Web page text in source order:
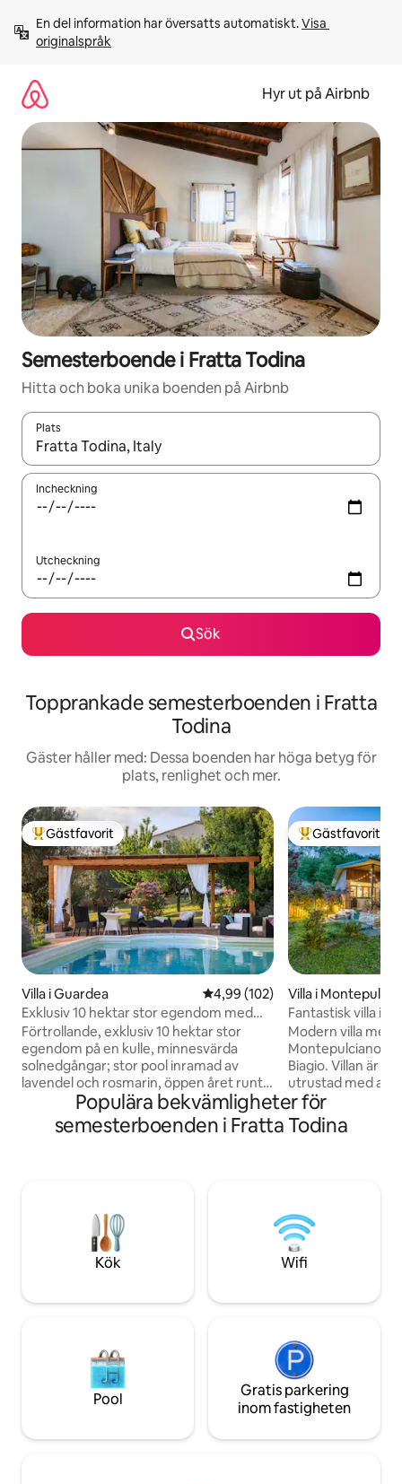
innehåll
En del information har översatts automatiskt. Visa
originalspråk
Hyr ut på Airbnb
Semesterboende i Fratta Todina
Hitta och boka unika boenden på Airbnb
Plats
När resultaten är tillgängliga kan du navigera med upp- och
Incheckning
Utcheckning
Sök
Topprankade semesterboenden i Fratta
Todina
Gäster håller med: Dessa boenden har höga betyg för
plats, renlighet och mer.
Populär gästfavorit
Gästfavorit
Villa i Guardea 4,99 av 5 i genomsnittligt
4,99 (102)
Exklusiv 10 hektar stor egendom med
pool och olivlund!
Förtrollande, exklusiv 10 hektar stor
egendom på en kulle, minnesvärda
solnedgångar; stor pool inramad av
lavendel och rosmarin, öppen året runt.
Ny luftkonditionering, Starlink internet.
Mycket privat och fridfull 2 våningar, 4
sovrum, 4 badrum, jacuzzi, 55-tums
minuters bilväg till tågstationen till
Rom/Florens, 5 minuters bilväg till
butiker i stan. Grunder/poolvaktare
Populär
Gästfavorit
Villa i
Fantastisk villa i
Modern villa med
Montepulciano,
Biagio. Villan är kärleksfullt möblerad och
utrustad med
trevlig semester.
över den
terrassen, eller
älskat av oss
tillgängligt: Gratis
Reserverad
Populära bekvämligheter för
semesterboenden i Fratta Todina
Kök Wifi
Pool
Gratis parkering
inom fastigheten